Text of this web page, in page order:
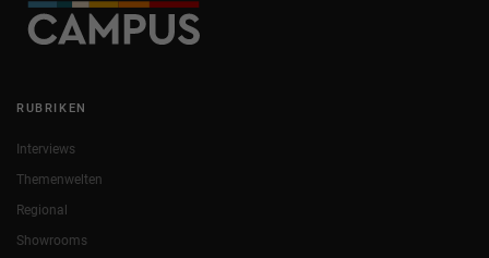
RUBRIKEN
Interviews
Themenwelten
Regional
Showrooms